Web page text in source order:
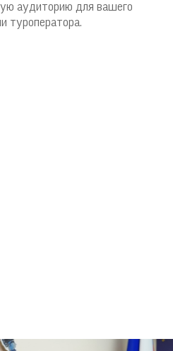
аудиторию для вашего
туроператора.